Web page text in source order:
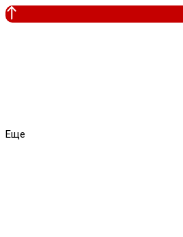
Еще